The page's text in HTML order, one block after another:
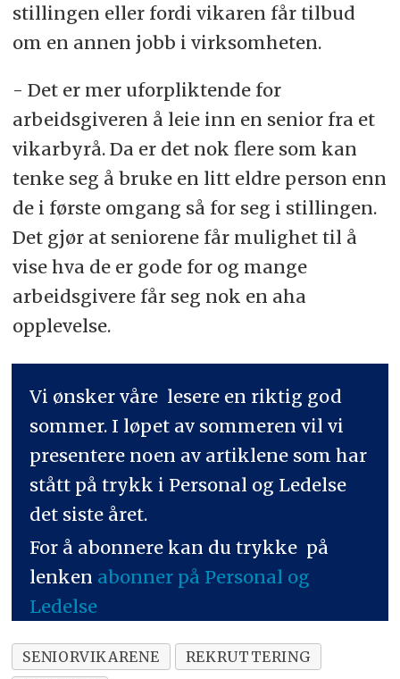
stillingen eller fordi vikaren får tilbud
om en annen jobb i virksomheten.
- Det er mer uforpliktende for
arbeidsgiveren å leie inn en senior fra et
vikarbyrå. Da er det nok flere som kan
tenke seg å bruke en litt eldre person enn
de i første omgang så for seg i stillingen.
Det gjør at seniorene får mulighet til å
vise hva de er gode for og mange
arbeidsgivere får seg nok en aha
opplevelse.
Vi ønsker våre lesere en riktig god
sommer. I løpet av sommeren vil vi
presentere noen av artiklene som har
stått på trykk i Personal og Ledelse
det siste året.
For å abonnere kan du trykke på
lenken abonner på Personal og
Ledelse
SENIORVIKARENE
REKRUTTERING